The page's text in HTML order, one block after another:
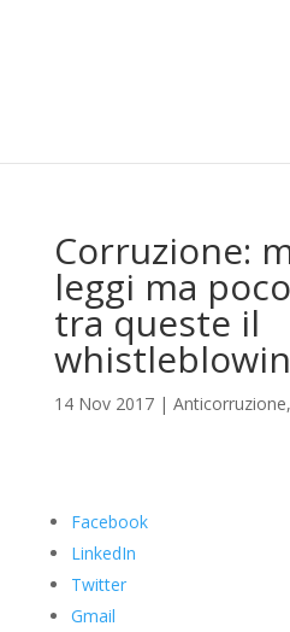
Corruzione:
leggi ma
tra queste il
14 Nov 2017| Anticorruzione,
Facebook
LinkedIn
Twitter
Gmail